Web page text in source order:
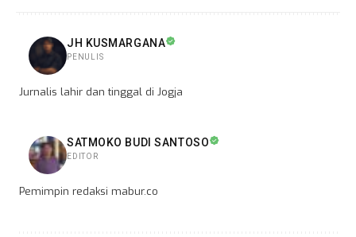
JH KUSMARGANA
PENULIS
Jurnalis lahir dan tinggal di Jogja
SATMOKO BUDI SANTOSO
EDITOR
Pemimpin redaksi mabur.co